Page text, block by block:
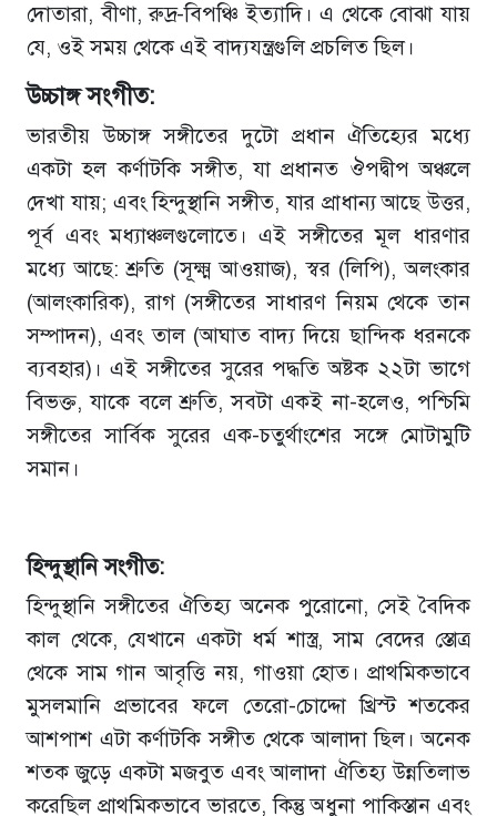
দোতারা, বীণা, রুদ্র-বিপঞ্চি ইত্যাদি। এ থেকে বোঝা যায়
যে, ওই সময় থেকে এই বাদ্যযন্ত্রগুলি প্রচলিত ছিল।
উচ্চাঙ্গ সংগীত:
ভারতীয় উচ্চাঙ্গ সঙ্গীতের দুটো প্রধান ঐতিহ্যের মধ্যে
একটা হল কর্ণাটকি সঙ্গীত, যা প্রধানত ঔপদ্বীপ অঞ্চলে
দেখা যায়; এবং হিন্দুস্থানি সঙ্গীত, যার প্রাধান্য আছে উত্তর,
পূর্ব এবং মধ্যাঞ্চলগুলোতে। এই সঙ্গীতের মূল ধারণার
মধ্যে আছে: শ্রুতি (সূক্ষ্ম আওয়াজ), স্বর (লিপি), অলংকার
(আলংকারিক), রাগ (সঙ্গীতের সাধারণ নিয়ম থেকে তান
সম্পাদন), এবং তাল (আঘাত বাদ্য দিয়ে ছান্দিক ধরনকে
ব্যবহার)। এই সঙ্গীতের সুরের পদ্ধতি অষ্টক ২২টা ভাগে
বিভক্ত, যাকে বলে শ্রুতি, সবটা একই না-হলেও, পশ্চিমি
সঙ্গীতের সার্বিক সুরের এক-চতুর্থাংশের সঙ্গে মোটামুটি
সমান।
হিন্দুস্থানি সংগীত:
হিন্দুস্থানি সঙ্গীতের ঐতিহ্য অনেক পুরোনো, সেই বৈদিক
কাল থেকে, যেখানে একটা ধর্ম শাস্ত্র, সাম বেদের স্তোত্র
থেকে সাম গান আবৃত্তি নয়, গাওয়া হোত। প্রাথমিকভাবে
মুসলমানি প্রভাবের ফলে তেরো-চোদ্দো খ্রিস্ট শতকের
আশপাশ এটা কর্ণাটকি সঙ্গীত থেকে আলাদা ছিল। অনেক
শতক জুড়ে একটা মজবুত এবং আলাদা ঐতিহ্য উন্নতিলাভ
করেছিল প্রাথমিকভাবে ভারতে, কিন্তু অধুনা পাকিস্তান এবং